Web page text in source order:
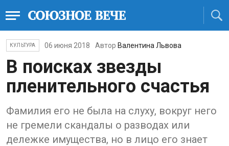
КУЛЬТУРА 06 июня 2018 Автор Валентина Львова
В поисках звезды
пленительного счастья
Фамилия его не была на слуху, вокруг него
не гремели скандалы о разводах или
дележке имущества, но в лицо его знает